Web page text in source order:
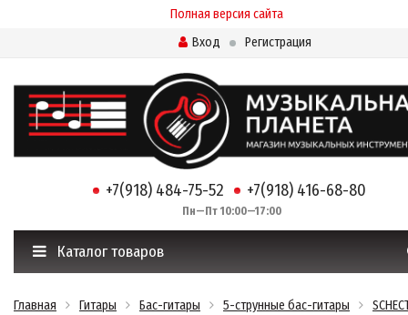
Полная версия сайта
Вход
Регистрация
+7(918) 484-75-52 +7(918) 416-68-80
Пн—Пт 10:00—17:00
Каталог товаров
Главная Гитары Бас-гитары 5-струнные бас-гитары